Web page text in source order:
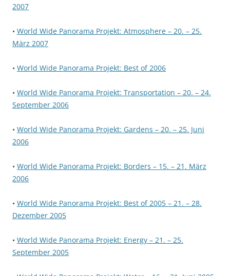
2007
• World Wide Panorama Projekt: Atmosphere – 20. – 25.
März 2007
• World Wide Panorama Projekt: Best of 2006
• World Wide Panorama Projekt: Transportation – 20. – 24.
September 2006
• World Wide Panorama Projekt: Gardens – 20. – 25. Juni
2006
• World Wide Panorama Projekt: Borders – 15. – 21. März
2006
• World Wide Panorama Projekt: Best of 2005 – 21. – 28.
Dezember 2005
• World Wide Panorama Projekt: Energy – 21. – 25.
September 2005